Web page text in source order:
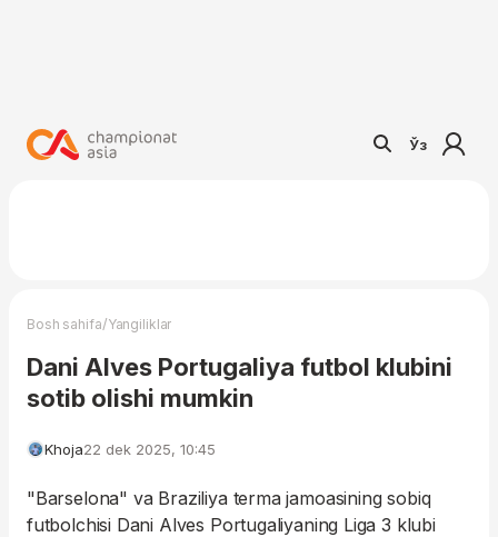
Ўз
Bosh sahifa/Yangiliklar
Dani Alves Portugaliya futbol klubini
sotib olishi mumkin
Khoja22 dek 2025, 10:45
"Barselona" va Braziliya terma jamoasining sobiq
futbolchisi Dani Alves Portugaliyaning Liga 3 klubi